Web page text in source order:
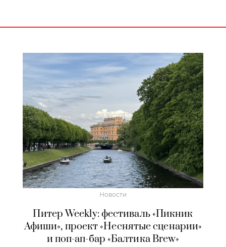
Новости
Питер Weekly: фестиваль «Пикник
Афиши», проект «Неснятые сценарии»
и поп-ап-бар «Балтика Brew»